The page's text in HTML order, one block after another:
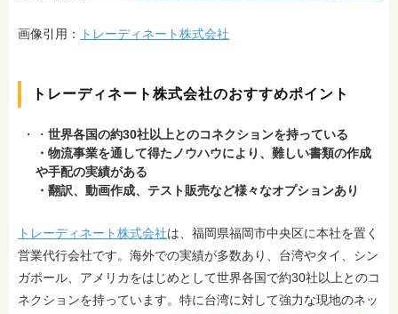
画像引用： トレーディネート株式会社
トレーディネート株式会社のおすすめポイント
・ 世界各国の約30社以上とのコネクションを持っている
・物流事業を通して得たノウハウにより、難しい書類の作成
や手配の実績がある
・翻訳、動画作成、テスト販売など様々なオプションあり
トレーディネート株式会社は、福岡県福岡市中央区に本社を置く
営業代行会社です。海外での実績が多数あり、台湾やタイ、シン
ガポール、アメリカをはじめとして世界各国で約30社以上とのコ
ネクションを持っています。特に台湾に対して強力な現地のネッ